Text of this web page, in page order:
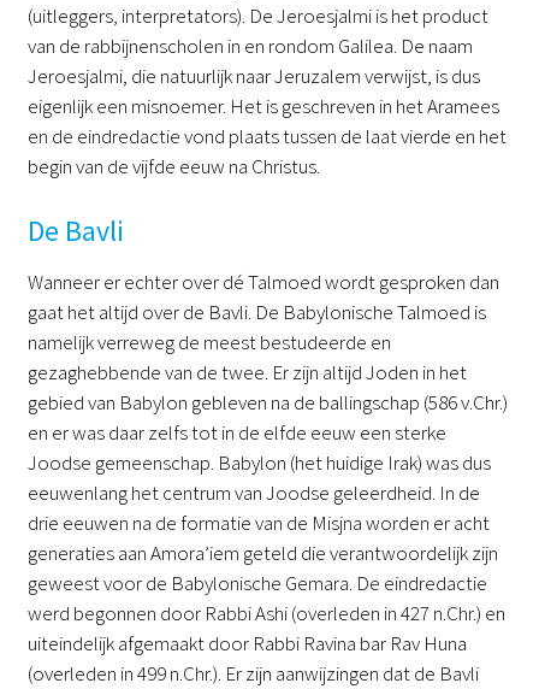
(uitleggers, interpretators). De Jeroesjalmi is het product
van de rabbijnenscholen in en rondom Galilea. De naam
Jeroesjalmi, die natuurlijk naar Jeruzalem verwijst, is dus
eigenlijk een misnoemer. Het is geschreven in het Aramees
en de eindredactie vond plaats tussen de laat vierde en het
begin van de vijfde eeuw na Christus.
De Bavli
Wanneer er echter over dé Talmoed wordt gesproken dan
gaat het altijd over de Bavli. De Babylonische Talmoed is
namelijk verreweg de meest bestudeerde en
gezaghebbende van de twee. Er zijn altijd Joden in het
gebied van Babylon gebleven na de ballingschap (586 v.Chr.)
en er was daar zelfs tot in de elfde eeuw een sterke
Joodse gemeenschap. Babylon (het huidige Irak) was dus
eeuwenlang het centrum van Joodse geleerdheid. In de
drie eeuwen na de formatie van de Misjna worden er acht
generaties aan Amora’iem geteld die verantwoordelijk zijn
geweest voor de Babylonische Gemara. De eindredactie
werd begonnen door Rabbi Ashi (overleden in 427 n.Chr.) en
uiteindelijk afgemaakt door Rabbi Ravina bar Rav Huna
(overleden in 499 n.Chr.). Er zijn aanwijzingen dat de Bavli